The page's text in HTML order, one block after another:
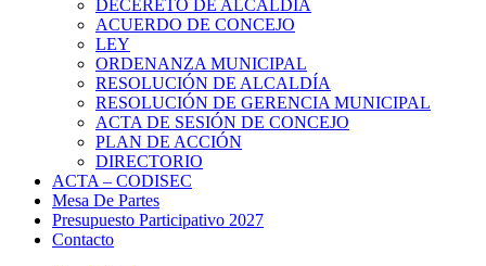
DECERETO DE ALCALDÍA
ACUERDO DE CONCEJO
LEY
ORDENANZA MUNICIPAL
RESOLUCIÓN DE ALCALDÍA
RESOLUCIÓN DE GERENCIA MUNICIPAL
ACTA DE SESIÓN DE CONCEJO
PLAN DE ACCIÓN
DIRECTORIO
ACTA – CODISEC
Mesa De Partes
Presupuesto Participativo 2027
Contacto